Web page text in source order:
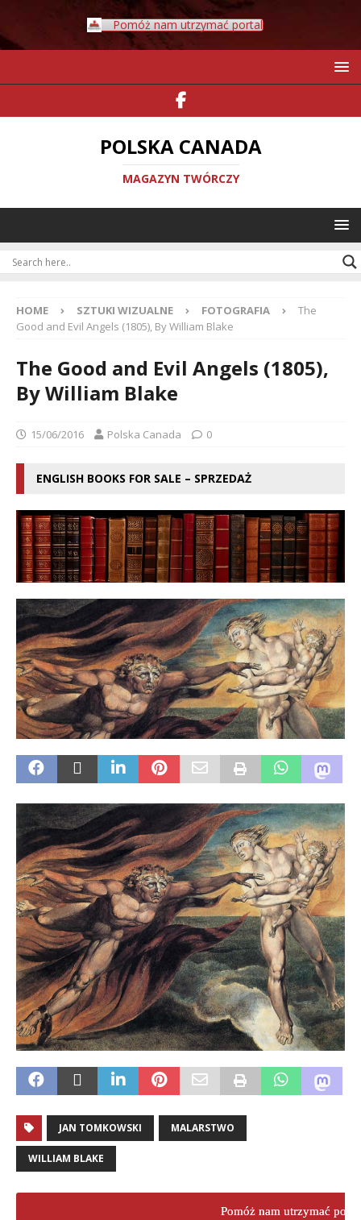
Pomóż nam utrzymać portal
POLSKA CANADA
MAGAZYN TWÓRCZY
HOME SZTUKI WIZUALNE FOTOGRAFIA
The
Good and Evil Angels (1805), By William Blake
The Good and Evil Angels (1805),
By William Blake
15/06/2016 Polska Canada 0
ENGLISH BOOKS FOR SALE – SPRZEDAŻ
JAN TOMKOWSKI MALARSTWO
WILLIAM BLAKE
Pomóż nam utrzymać